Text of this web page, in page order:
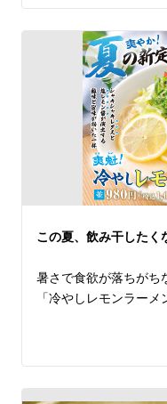
トッピングには、ピ
をつけた小松菜とキ
る豚バラチャーシュー
ポイントは、抜群な
なんと！パルメザン
お好みにあわせて好
かわりもOKです！
辛さは5段階から選択
控えめからMAXまで
お好みにあわせてカス
トマトの旨み、辛さ、
まで楽しめる一杯です。
夏の暑さを存分に楽
楽しみください。
この夏、飲み干したく
暑さで食欲が落ちがち
「冷やしレモンラー
レモンピールを使用